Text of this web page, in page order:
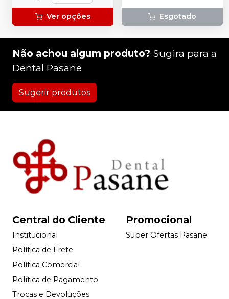
Ver opções Esgotado
Não achou algum produto? Sugira para a
Dental Pasane
Sugerir produtos
Central do Cliente
Institucional
Política de Frete
Política Comercial
Política de Pagamento
Trocas e Devoluções
Promocional
Super Ofertas Pasane